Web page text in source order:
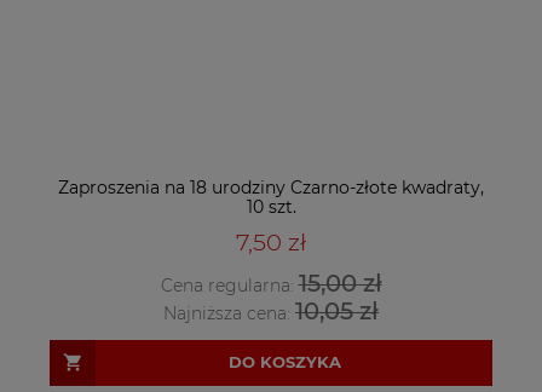
Zaproszenia na 18 urodziny Czarno-złote kwadraty,
10 szt.
7,50 zł
Cena regularna:15,00 zł
Najniższa cena: 10,05 zł
DO KOSZYKA